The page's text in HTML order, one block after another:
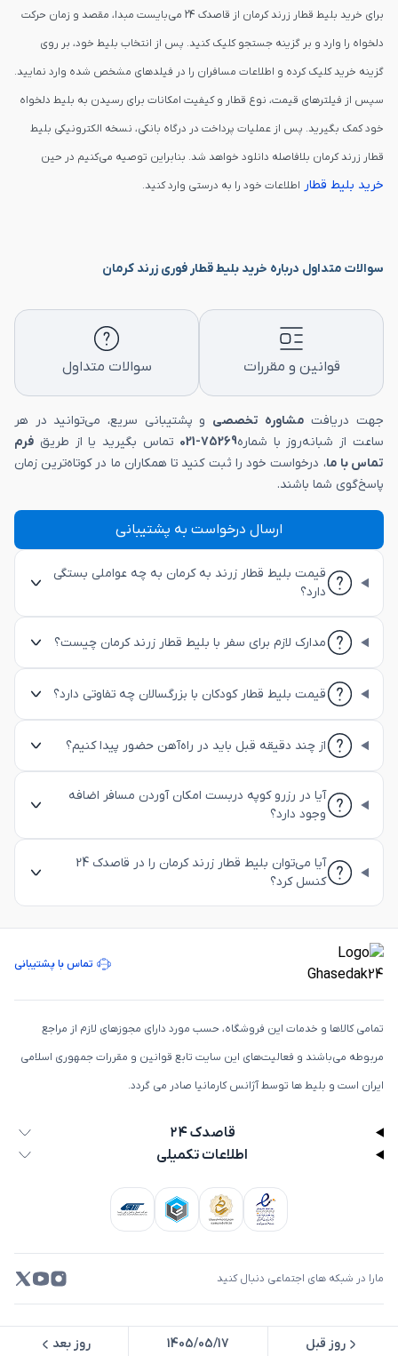
روز قبل 1405/05/17 روز بعد
برای خرید بلیط قطار زرند کرمان از قاصدک 24 می‌بایست مبدا، مقصد و زمان حرکت
دلخواه را وارد و بر گزینه جستجو کلیک کنید. پس از انتخاب بلیط خود، بر روی
گزینه خرید کلیک کرده و اطلاعات مسافران را در فیلدهای مشخص شده وارد نمایید.
سپس از فیلترهای قیمت، نوع قطار و کیفیت امکانات برای رسیدن به بلیط دلخواه
خود کمک بگیرید. پس از عملیات پرداخت در درگاه بانکی، نسخه الکترونیکی بلیط
قطار زرند کرمان بلافاصله دانلود خواهد شد. بنابراین توصیه می‌کنیم در حین
خرید بلیط قطار اطلاعات خود را به درستی وارد کنید.
سوالات متداول درباره خرید بلیط قطار فوری زرند کرمان
قوانین و مقررات سوالات متداول
جهت دریافت مشاوره تخصصی و پشتیبانی سریع، می‌توانید در هر
ساعت از شبانه‌روز با شماره75269-021 تماس بگیرید یا از طریق فرم
تماس با ما، درخواست خود را ثبت کنید تا همکاران ما در کوتاه‌ترین زمان
پاسخ‌گوی شما باشند.
ارسال درخواست به پشتیبانی
قیمت بلیط قطار زرند به کرمان به چه عواملی بستگی
دارد؟
مدارک لازم برای سفر با بلیط قطار زرند کرمان چیست؟
قیمت بلیط قطار کودکان با بزرگسالان چه تفاوتی دارد؟
از چند دقیقه قبل باید در راه‌آهن حضور پیدا کنیم؟
آیا در رزرو کوپه دربست امکان آوردن مسافر اضافه
وجود دارد؟
آیا می‌توان بلیط قطار زرند کرمان را در قاصدک 24
کنسل کرد؟
تماس با پشتیبانی
تمامی كالاها و خدمات اين فروشگاه، حسب مورد دارای مجوزهای لازم از مراجع
مربوطه می‌باشند و فعاليت‌های اين سايت تابع قوانين و مقررات جمهوری اسلامی
ايران است و بلیط ها توسط آژانس کارمانیا صادر می گردد.
قاصدک ۲۴
اطلاعات تکمیلی
مارا در شبکه های اجتماعی دنبال کنید